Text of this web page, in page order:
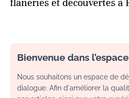
flâneries et découvertes à
Bienvenue dans
Nous souhaitons un espace de
dialogue. Afin d'améliorer la